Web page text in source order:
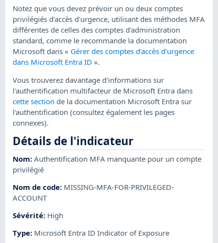
Notez que vous devez prévoir un ou deux comptes
privilégiés d'accès d'urgence, utilisant des méthodes MFA
différentes de celles des comptes d'administration
standard, comme le recommande la documentation
Microsoft dans « Gérer des comptes d’accès d’urgence
dans Microsoft Entra ID ».
Vous trouverez davantage d'informations sur
l'authentification multifacteur de Microsoft Entra dans
cette section de la documentation Microsoft Entra sur
l'authentification (consultez également les pages
connexes).
Détails de l'indicateur
Nom:Authentification MFA manquante pour un compte
privilégié
Nom de code: MISSING-MFA-FOR-PRIVILEGED-
ACCOUNT
Sévérité: High
Type: Microsoft Entra ID Indicator of Exposure